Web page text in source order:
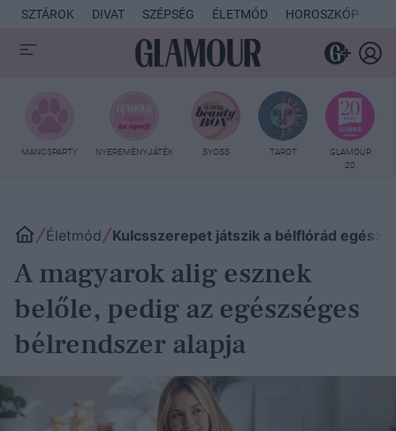
SZTÁROK DIVAT SZÉPSÉG ÉLETMÓD HOROSZKÓP
MANCSPARTY NYEREMÉNYJÁTÉK SYOSS TAROT
GLAMOUR
20
Életmód Kulcsszerepet játszik a bélflórád
A magyarok alig esznek
belőle, pedig az egészséges
bélrendszer alapja